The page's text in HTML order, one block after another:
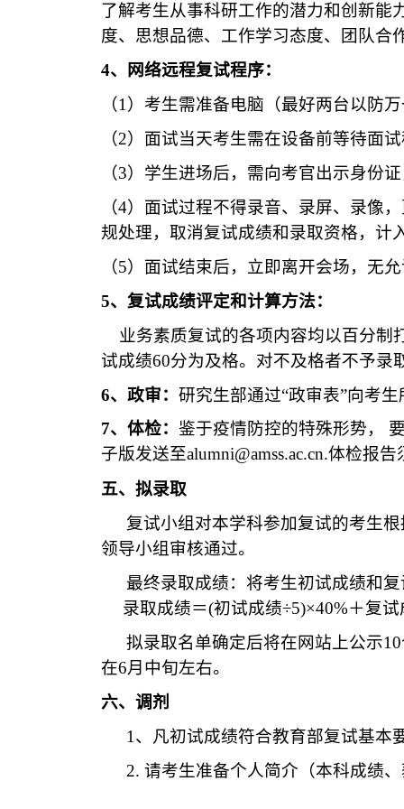
了解考生从事科研工作的潜力和创新能
度、思想品德、工作学习态度、团队合
4、网络远程复试程序：
（1 ）考生需准备电脑（最好两台以防
（2）面试当天考生需在设备前等待面
（3）学生进场后，需向考官出示身份
（4）面试过程不得录音、录屏、录像
规处理，取消复试成绩和录取资格，计
（5）面试结束后，立即离开会场，无
5、复试成绩评定和计算方法：
业务素质复试的各项内容均以百分制
试成绩60分为及格。对不及格者不予录
6、政审： 研究生部通过“政审表”向考生
7、体检： 鉴于疫情防控的特殊形势，
子版发送至alumni@amss.ac.cn.体检报告
五、拟录取
复试小组对本学科参加复试的考生
领导小组审核通过。
最终录取成绩：将考生初试成绩和
录取成绩＝(初试成绩÷5)×40%＋复试
拟录取名单确定后将在网站上公示10
在6月中旬左右。
六、调剂
1 、凡初试成绩符合教育部复试基本
2. 请考生准备个人简介（本科成绩